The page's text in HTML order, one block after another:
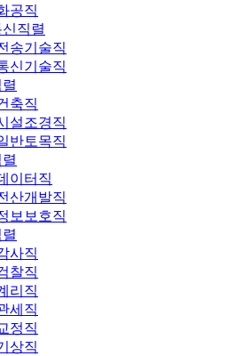
공직
직렬
송기술직
신기술직
축직
설조경직
반토목직
이터직
산개발직
보보호직
사직
찰직
리직
세직
정직
상직